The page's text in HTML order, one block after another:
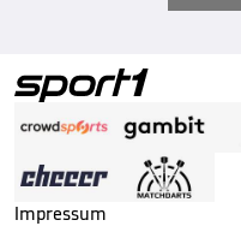
Impressum